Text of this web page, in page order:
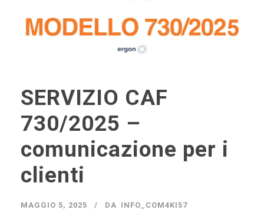
SERVIZIO CAF
730/2025 –
comunicazione per i
clienti
MAGGIO 5, 2025 DA INFO_COM4KI57